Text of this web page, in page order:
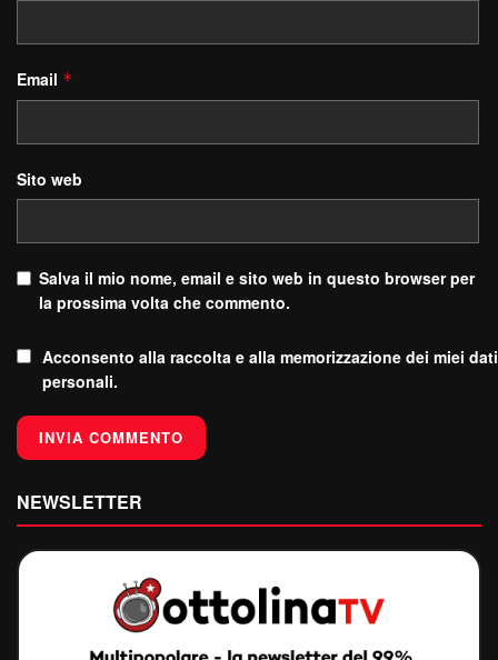
Email *
Sito web
Salva il mio nome, email e sito web in questo browser per
la prossima volta che commento.
Acconsento alla raccolta e alla memorizzazione dei miei dati
personali.
NEWSLETTER